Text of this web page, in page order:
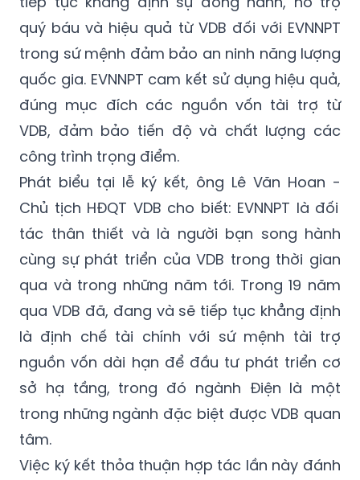
quý báu và hiệu quả từ VDB đối với EVNNPT
trong sứ mệnh đảm bảo an ninh năng lượng
quốc gia. EVNNPT cam kết sử dụng hiệu quả,
đúng mục đích các nguồn vốn tài trợ từ
VDB, đảm bảo tiến độ và chất lượng các
công trình trọng điểm.
Phát biểu tại lễ ký kết, ông Lê Văn Hoan -
Chủ tịch HĐQT VDB cho biết: EVNNPT là đối
tác thân thiết và là người bạn song hành
cùng sự phát triển của VDB trong thời gian
qua và trong những năm tới. Trong 19 năm
qua VDB đã, đang và sẽ tiếp tục khẳng định
là định chế tài chính với sứ mệnh tài trợ
nguồn vốn dài hạn để đầu tư phát triển cơ
sở hạ tầng, trong đó ngành Điện là một
trong những ngành đặc biệt được VDB quan
tâm.
Việc ký kết thỏa thuận hợp tác lần này đánh